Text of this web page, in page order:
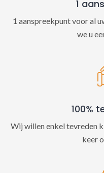
1
1 aanspreekpunt voor al
we u
100%
Wij willen enkel tevreden
keer